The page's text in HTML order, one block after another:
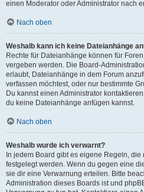
einen Moderator oder Administrator nach
Nach oben
Weshalb kann ich keine Dateianhänge
Rechte für Dateianhänge können für
vergeben werden. Die Board-
erlaubt, Dateianhänge in dem Forum
verfassen möchtest, oder nur bestimmte
Du kannst einen Administrator
du keine Dateianhänge anfügen kannst.
Nach oben
Weshalb wurde ich verwarnt?
In jedem Board gibt es eigene Regeln,
festgelegt werden. Wenn du gegen eine
sie dir eine Verwarnung erteilen. Bitte
Administration dieses Boards ist und